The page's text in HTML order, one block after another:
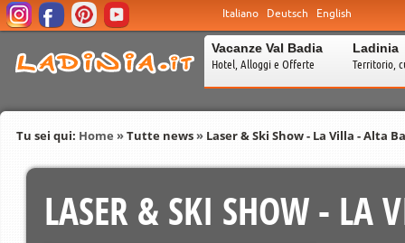
Italiano Deutsch English
Vacanze Val Badia
Hotel, Alloggi e Offerte
Ladinia
Territorio,
Tu sei qui: Home»Tutte news» Laser & Ski Show - La Villa - Alta
LASER & SKI SHOW - LA